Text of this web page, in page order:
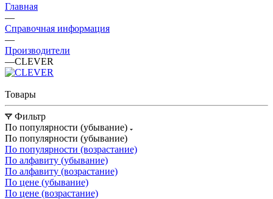
Главная
—
Справочная информация
—
Производители
—CLEVER
Товары
Фильтр
По популярности (убывание)
По популярности (убывание)
По популярности (возрастание)
По алфавиту (убывание)
По алфавиту (возрастание)
По цене (убывание)
По цене (возрастание)